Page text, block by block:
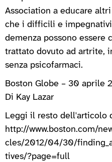
Association a educare
che i difficili e
demenza possono essere
trattato dovuto ad artrite,
senza psicofarmaci.
Boston Globe – 30 aprile
Di Kay Lazar
Leggi il resto dell'articolo
http://www.boston.com/
cles/2012/04/30/
tives/?page=full